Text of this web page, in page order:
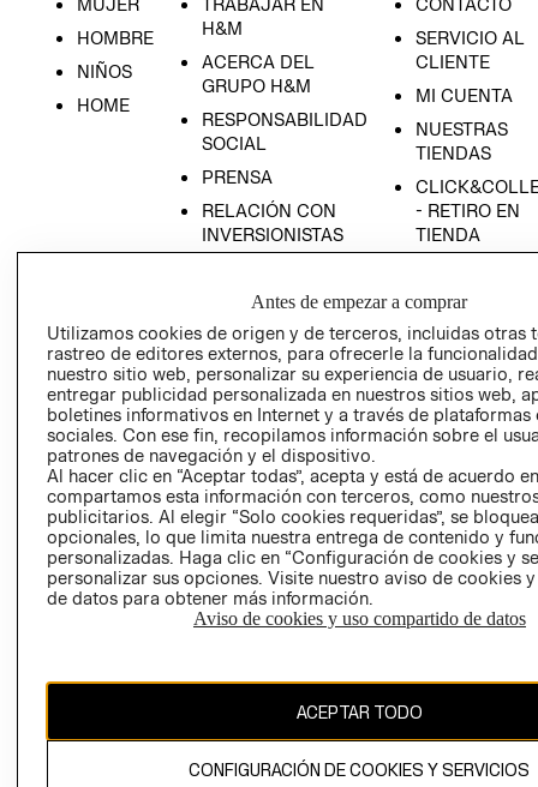
MUJER
HOMBRE
NIÑOS
HOME
TRABAJAR EN
H&M
ACERCA DEL
GRUPO H&M
RESPONSABILIDAD
SOCIAL
PRENSA
RELACIÓN CON
INVERSIONISTAS
EMPRESARIAL
CONTACTO
SERVICIO AL
CLIENTE
MI CUENTA
NUESTRAS
TIENDAS
- RETIRO EN
TIENDA
AVISO DE
PRIVACIDAD
GIFT CARD
AVISO DE
COOKIES
Uruguay ($U)
El contenido de esta página web está protegido por copyright y es
propiedad de H&M Hennes & Mauritz AB.
Antes de empezar a comprar
Utilizamos cookies de origen y de terceros, incluidas otras
rastreo de editores externos, para ofrecerle la
nuestro sitio web, personalizar su experiencia de usuario,
entregar publicidad personalizada en nuestros sitios web,
boletines informativos en Internet y a través de plataformas
sociales. Con ese fin, recopilamos información sobre el
patrones de navegación y el dispositivo.
Al hacer clic en “Aceptar todas”, acepta y está de acuerdo
compartamos esta información con terceros, como
publicitarios. Al elegir “Solo cookies requeridas”, se
opcionales, lo que limita nuestra entrega de contenido y
personalizadas. Haga clic en “Configuración de cookies y
personalizar sus opciones. Visite nuestro aviso de cookies
de datos para obtener más información.
Aviso de cookies y uso compartido de datos
ACEPTAR TODO
CONFIGURACIÓN DE COOKIES Y SERVICIOS